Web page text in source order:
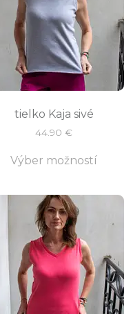
tielko Kaja sivé
44.90 €
Výber možností